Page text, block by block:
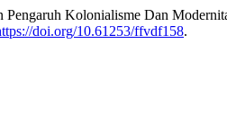
Pengaruh Kolonialisme Dan
doi.org/10.61253/ffvdf158.